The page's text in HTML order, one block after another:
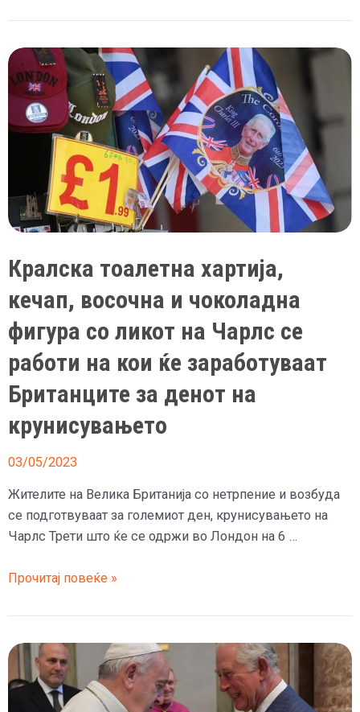
живо:
Крунисувањетo
на
кралот
Чарлс
Трети
Кралска тоалетна хартија,
кечап, восочна и чоколадна
фигура со ликот на Чарлс се
работи на кои ќе заработуваат
Британците за денот на
крунисувањето
03/05/2023
Жителите на Велика Британија со нетрпение и возбуда
се подготвуваат за големиот ден, крунисувањето на
Чарлс Трети што ќе се одржи во Лондон на 6 …
Кралска
хартија,
кечап,
восочна
и
чоколадна
Прочитај повеќе »